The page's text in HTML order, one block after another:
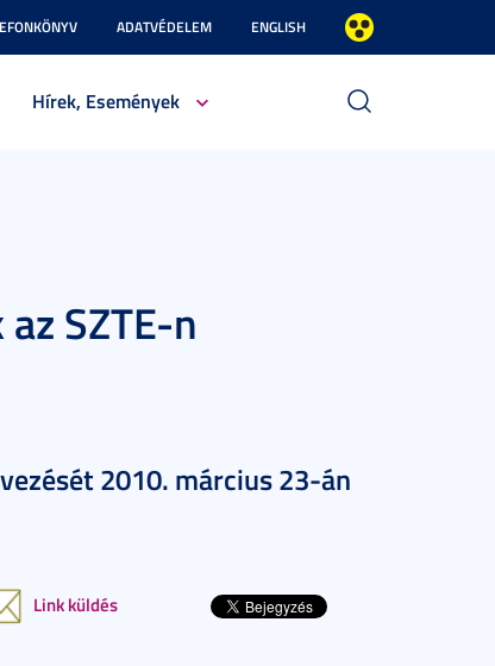
ADATVÉDELEM ENGLISH
Hírek, Események
SZTE-n
2010. március 23-án
Link küldés